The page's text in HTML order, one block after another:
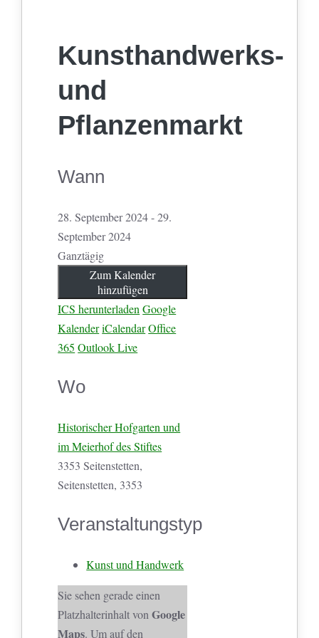
Kunsthandwerks-
und
Pflanzenmarkt
Wann
28. September 2024 - 29.
September 2024
Ganztägig
Zum Kalender
hinzufügen
ICS herunterladen Google
KalenderiCalendarOffice
365 Outlook Live
Wo
Historischer Hofgarten und
im Meierhof des Stiftes
3353 Seitenstetten,
Seitenstetten, 3353
Veranstaltungstyp
Kunst und Handwerk
Sie sehen gerade einen
Platzhalterinhalt vonGoogle
Maps. Um auf den